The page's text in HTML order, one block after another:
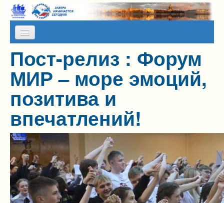
Skip to content
Skip to navigation
О НАС
КАЛЕНДАРЬ МЕРОПРИЯТИЙ
ПРОГРАММЫ НА КАНИКУЛЫ
ОТЗЫВЫ
ФОТОГАЛЕРЕИ
Пост-релиз : Форум
МИР – море эмоций,
позитива и
впечатлений!